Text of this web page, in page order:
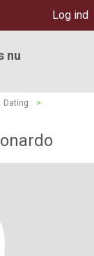
Log ind
nu
Dating
>